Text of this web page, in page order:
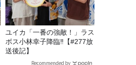
ユイカ「一番の強敵！」ラス
ボス小林幸子降臨‼【#277放
送後記】
Recommended by